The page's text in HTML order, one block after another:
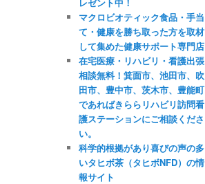
マクロビオティック食品・手当
て・健康を勝ち取った方を取材
して集めた健康サポート専門店
在宅医療・リハビリ・看護出張
相談無料！箕面市、池田市、吹
田市、豊中市、茨木市、豊能町
であればきららリハビリ訪問看
護ステーションにご相談くださ
い。
科学的根拠があり喜びの声の多
いタヒボ茶（タヒボNFD）の情
報サイト